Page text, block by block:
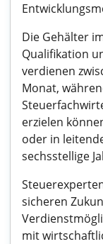
Die Gehälter
Qualifikation
verdienen
Monat,
erzielen
oder in
sechsstellige
sicheren
mit